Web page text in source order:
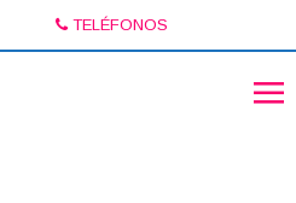
TELÉFONOS